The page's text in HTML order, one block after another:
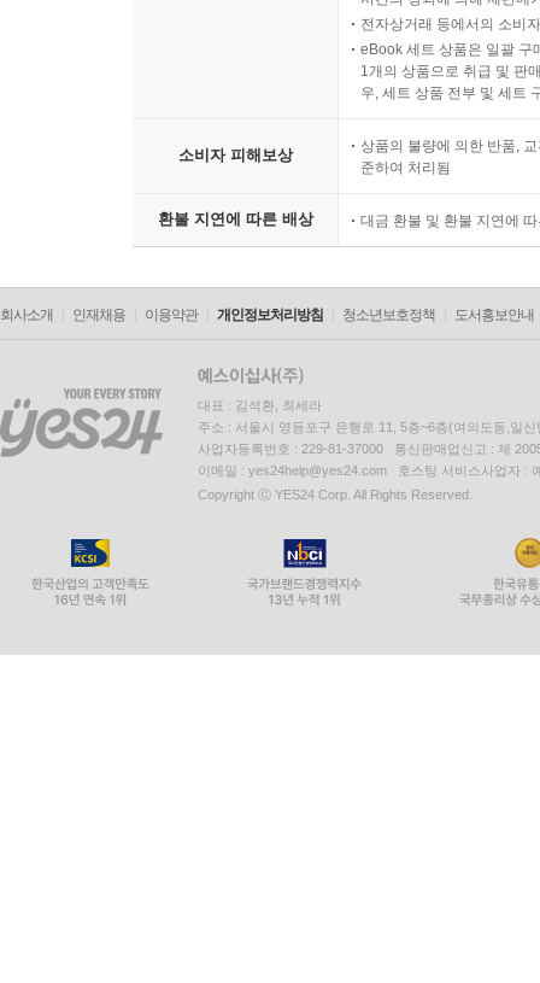
전자상거래 등에서의 소비
eBook 세트 상품은 일괄 구
1개의 상품으로 취급 및 판
우, 세트 상품 전부 및 세트
소비자 피해보상
상품의 불량에 의한 반품,
준하여 처리됨
환불 지연에 따른 배상 대금 환불 및 환불 지연에
회사소개 인재채용 이용약관 개인정보처리방침 청소년보호정책 도서홍보안내
대표 : 김석환, 최세라
주소 : 서울시 영등포구 은행로 11, 5층~6층(여의도동,일신
사업자등록번호 : 229-81-37000 통신판매업신고 : 제
이메일 : yes24help@yes24.com 호스팅 서비스사업자 :
Copyright ⓒ YES24 Corp. All Rights Reserved.